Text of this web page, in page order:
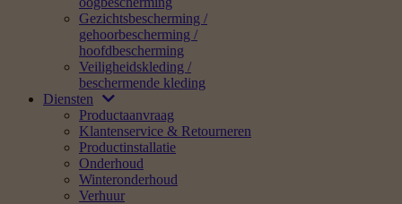
Gezichtsbescherming /
gehoorbescherming /
hoofdbescherming
Veiligheidskleding /
beschermende kleding
Diensten
Productaanvraag
Klantenservice & Retourneren
Productinstallatie
Onderhoud
Winteronderhoud
Verhuur